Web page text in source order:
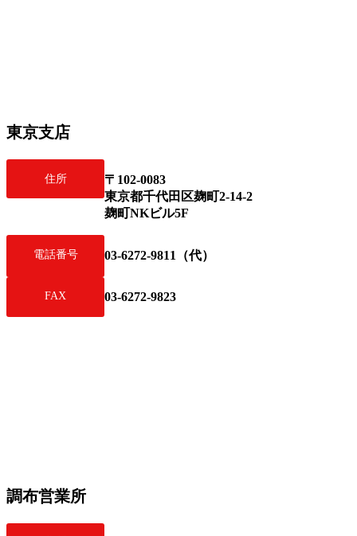
東京支店
住所
〒102-0083
東京都千代田区麹町2-14-2
麹町NKビル5F
電話番号 03-6272-9811（代）
FAX 03-6272-9823
調布営業所